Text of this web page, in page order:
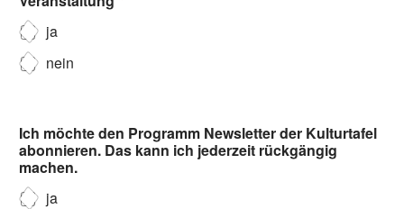
ja
nein
Ich möchte den Programm Newsletter der Kulturtafel
abonnieren. Das kann ich jederzeit rückgängig
machen.
ja